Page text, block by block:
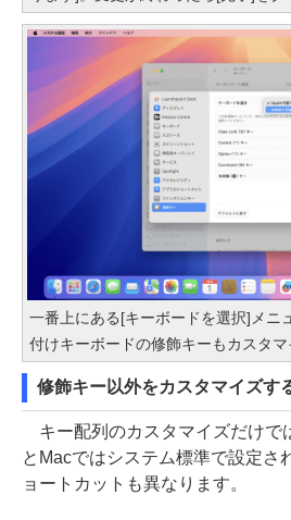
一番上にある[キーボードを選択]メニ
付けキーボードの修飾キーもカスタ
修飾キー以外をカスタマイズす
キー配列のカスタマイズだけで
とMacではシステム標準で設定さ
ョートカットも異なります。